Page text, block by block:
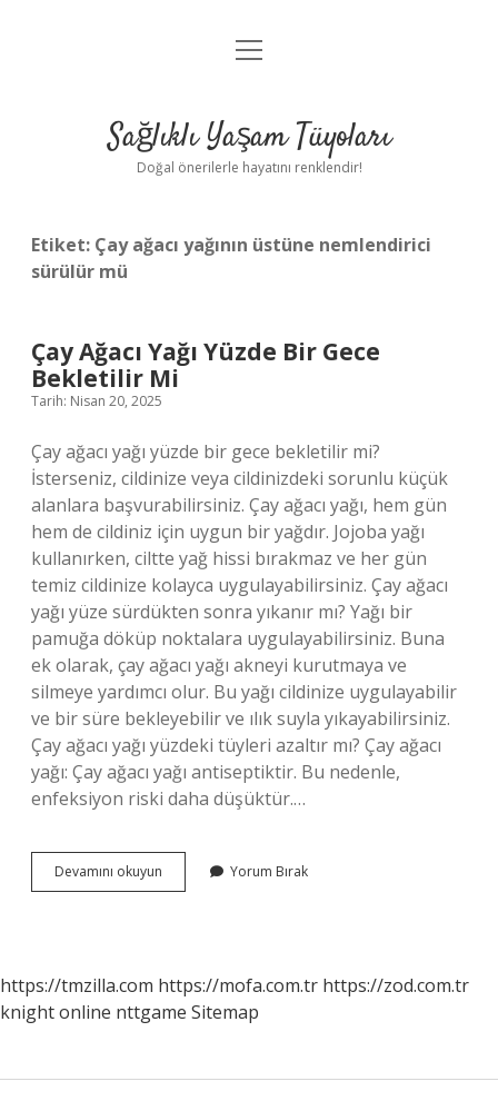
Anasayfa
Yasal Uyarı
menüyü
Sağlıklı Yaşam Tüyoları
Doğal önerilerle hayatını renklendir!
Etiket: Çay ağacı yağının üstüne nemlendirici
sürülür mü
Çay Ağacı Yağı Yüzde Bir Gece
Bekletilir Mi
Tarih: Nisan 20, 2025
Çay ağacı yağı yüzde bir gece bekletilir mi?
İsterseniz, cildinize veya cildinizdeki sorunlu küçük
alanlara başvurabilirsiniz. Çay ağacı yağı, hem gün
hem de cildiniz için uygun bir yağdır. Jojoba yağı
kullanırken, ciltte yağ hissi bırakmaz ve her gün
temiz cildinize kolayca uygulayabilirsiniz. Çay ağacı
yağı yüze sürdükten sonra yıkanır mı? Yağı bir
pamuğa döküp noktalara uygulayabilirsiniz. Buna
ek olarak, çay ağacı yağı akneyi kurutmaya ve
silmeye yardımcı olur. Bu yağı cildinize uygulayabilir
ve bir süre bekleyebilir ve ılık suyla yıkayabilirsiniz.
Çay ağacı yağı yüzdeki tüyleri azaltır mı? Çay ağacı
yağı: Çay ağacı yağı antiseptiktir. Bu nedenle,
enfeksiyon riski daha düşüktür.…
Devamını okuyun
Ağacı
Bekletilir
Mi
Yorum Bırak
https://tmzilla.com https://mofa.com.tr https://zod.com.tr
knight online nttgame Sitemap